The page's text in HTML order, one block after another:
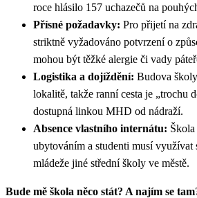
roce hlásilo 157 uchazečů na
Přísné požadavky: Pro přijetí na
striktně vyžadováno potvrzení o
mohou být těžké alergie či vady
Logistika a dojíždění: Budova
lokalitě, takže ranní cesta je „trochu
dostupná linkou MHD od nádraží.
Absence vlastního internátu:
ubytováním a studenti musí využívat
mládeže jiné střední školy ve městě.
Bude mě škola něco stát? A najím se